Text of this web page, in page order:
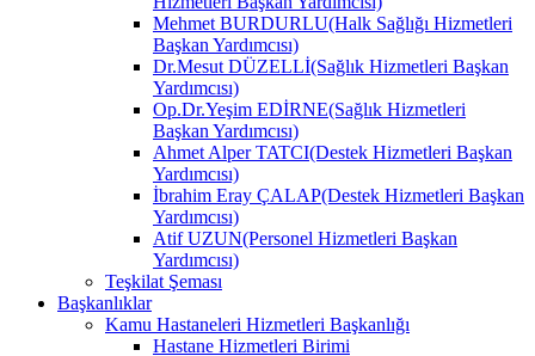
Mehmet BURDURLU(Halk Sağlığı Hizmetleri
Başkan Yardımcısı)
Dr.Mesut DÜZELLİ(Sağlık Hizmetleri Başkan
Yardımcısı)
Op.Dr.Yeşim EDİRNE(Sağlık Hizmetleri
Başkan Yardımcısı)
Ahmet Alper TATCI(Destek Hizmetleri Başkan
Yardımcısı)
İbrahim Eray ÇALAP(Destek Hizmetleri Başkan
Yardımcısı)
Atif UZUN(Personel Hizmetleri Başkan
Yardımcısı)
Teşkilat Şeması
Başkanlıklar
Kamu Hastaneleri Hizmetleri Başkanlığı
Hastane Hizmetleri Birimi